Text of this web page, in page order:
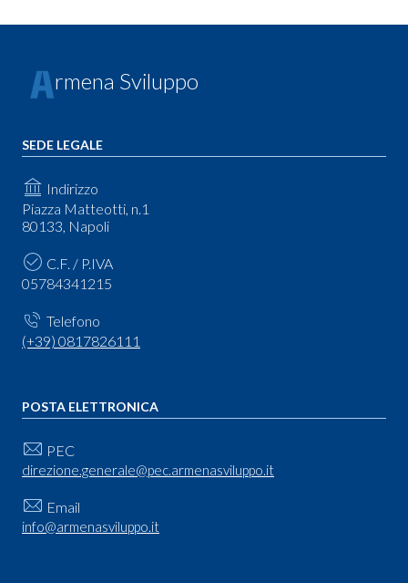
rmena Sviluppo
SEDE LEGALE
Indirizzo
Piazza Matteotti, n.1
80133, Napoli
C.F. / P.IVA
05784341215
Telefono
(+39) 0817826111
POSTA ELETTRONICA
PEC
direzione.generale@pec.armenasviluppo.it
Email
info@armenasviluppo.it